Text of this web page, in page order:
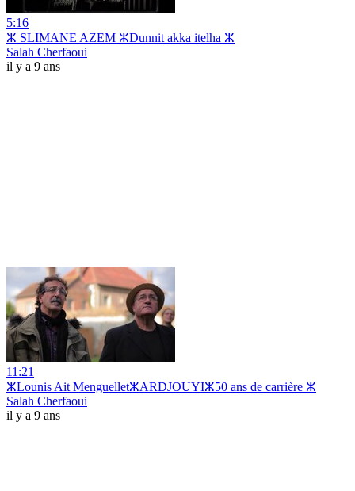
5:16
ⵣ SLIMANE AZEM ⵣDunnit akka itelha ⵣ
Salah Cherfaoui
il y a 9 ans
11:21
ⵣLounis Ait MenguelletⵣARDJOUYIⵣ50 ans de carrière ⵣ
Salah Cherfaoui
il y a 9 ans